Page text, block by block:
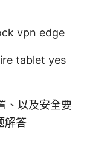
vpn edge
tablet yes
、以及安全要
解答